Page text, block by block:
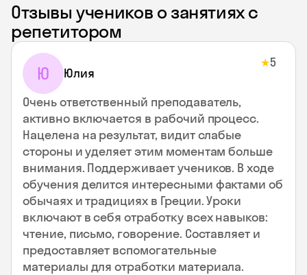
Отзывы учеников о занятиях с
репетитором
Ю Юлия
★5
Очень ответственный преподаватель,
активно включается в рабочий процесс.
Нацелена на результат, видит слабые
стороны и уделяет этим моментам больше
внимания. Поддерживает учеников. В ходе
обучения делится интересными фактами об
обычаях и традициях в Греции. Уроки
включают в себя отработку всех навыков:
чтение, письмо, говорение. Составляет и
предоставляет вспомогательные
материалы для отработки материала.